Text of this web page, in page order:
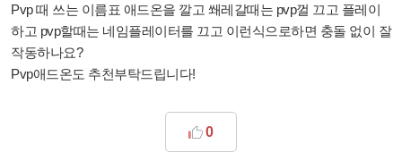
Pvp 때 쓰는 이름표 애드온을 깔고 쐐레갈때는 pvp껄 끄고 플레이
하고 pvp할때는 네임플레이터를 끄고 이런식으로하면 충돌 없이 잘
작동하나요?
Pvp애드온도 추천부탁드립니다!
0